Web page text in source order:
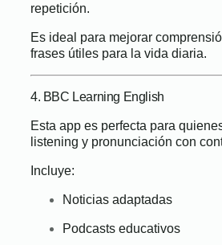
repetición.
Es ideal para mejorar
frases útiles para la vida diaria.
4. BBC Learning English
Esta app es perfecta para
listening y pronunciación con
Incluye:
Noticias adaptadas
Podcasts educativos